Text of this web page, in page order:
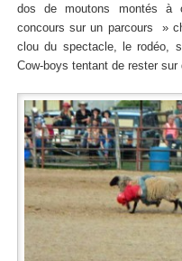
dos de moutons montés à
concours sur un parcours »
clou du spectacle, le rodéo,
Cow-boys tentant de rester sur